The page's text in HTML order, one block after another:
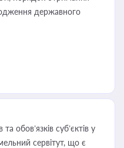
державного
обов’язків суб’єктів у
сервітут, що є